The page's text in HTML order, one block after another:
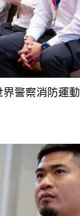
警察消防運動